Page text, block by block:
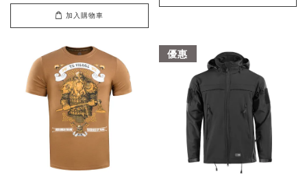
加入購物車
優惠